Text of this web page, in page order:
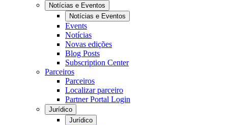
Notícias e Eventos
Notícias e Eventos
Events
Notícias
Novas edições
Blog Posts
Subscription Center
Parceiros
Parceiros
Localizar parceiro
Partner Portal Login
Jurídico
Jurídico